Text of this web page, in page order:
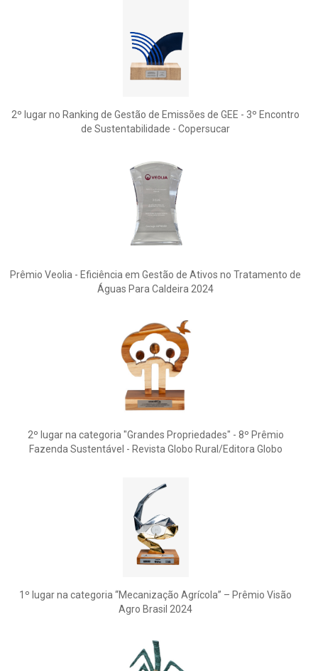
2º lugar no Ranking de Gestão de Emissões de GEE - 3º Encontro
de Sustentabilidade - Copersucar
Prêmio Veolia - Eficiência em Gestão de Ativos no Tratamento de
Águas Para Caldeira 2024
2º lugar na categoria "Grandes Propriedades" - 8º Prêmio
Fazenda Sustentável - Revista Globo Rural/Editora Globo
1º lugar na categoria “Mecanização Agrícola” – Prêmio Visão
Agro Brasil 2024